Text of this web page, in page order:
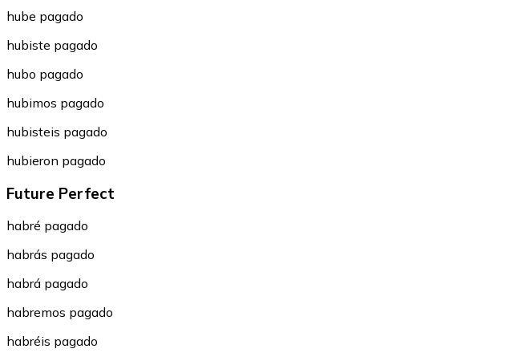
hube pagado
hubiste pagado
hubo pagado
hubimos pagado
hubisteis pagado
hubieron pagado
Future Perfect
habré pagado
habrás pagado
habrá pagado
habremos pagado
habréis pagado